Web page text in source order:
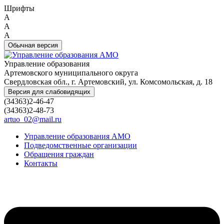
Шрифты
A
A
A
Обычная версия
Управление образования
Артемовского муниципального округа
Свердловская обл., г. Артемовский, ул. Комсомольская, д. 18
Версия для слабовидящих
(34363)2-46-47
(34363)2-48-73
artuo_02@mail.ru
Управление образования АМО
Подведомственные организации
Обращения граждан
Контакты